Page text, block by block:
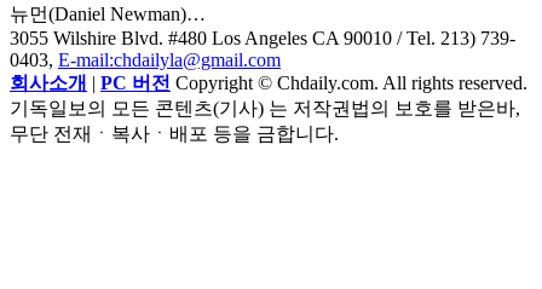
뉴먼(Daniel Newman)…
3055 Wilshire Blvd. #480 Los Angeles CA 90010 / Tel. 213) 739-
0403, E-mail:chdailyla@gmail.com
회사소개 | PC 버전 Copyright © Chdaily.com. All rights reserved.
기독일보의 모든 콘텐츠(기사) 는 저작권법의 보호를 받은바,
무단 전재ㆍ복사ㆍ배포 등을 금합니다.